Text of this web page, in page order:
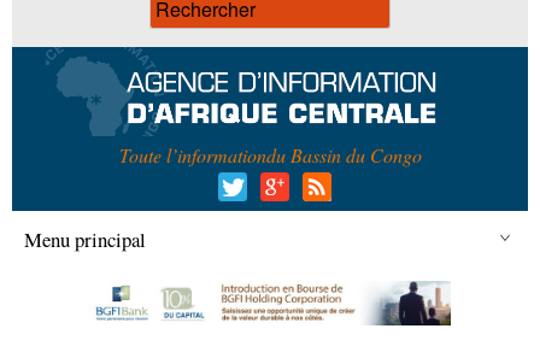
Toute l’informationdu Bassin du Congo
Menu principal